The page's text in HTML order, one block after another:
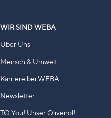
WIR SIND WEBA
Über Uns
Mensch & Umwelt
Karriere bei WEBA
Newsletter
TO You! Unser Olivenöl!